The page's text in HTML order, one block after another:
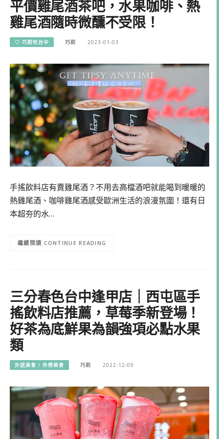
平價雞尾酒茶吧，水果咖啡、熱
雞尾酒隨時微醺不受限！
♡ 巧莉吃台中 巧莉 2023-01-03
手搖飲料店有賣雞尾酒？不用去高檔酒吧就能喝到暖暖的
熱雞尾酒、咖啡雞尾酒感受歐洲生活的浪漫氛圍！還有日
本超夯的水…
CONTINUE READING
三分春色台中逢甲店｜西屯區手
搖飲料店推薦，草莓季新登場！
好茶為底鮮果為韻強項必點水果
類
外送美食 / 外帶美食 巧莉 2022-12-09